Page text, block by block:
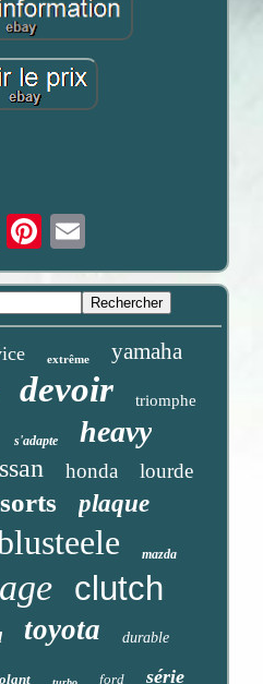
Email
extrême yamaha
devoir triomphe
s'adapte heavy
honda lourde
plaque
mazda
clutch
toyota durable
ford série